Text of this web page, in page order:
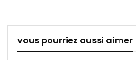
vous pourriez aussi aimer